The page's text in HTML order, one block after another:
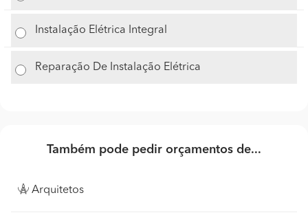
Instalação Elétrica Integral
Reparação De Instalação Elétrica
Também pode pedir orçamentos de...
Arquitetos